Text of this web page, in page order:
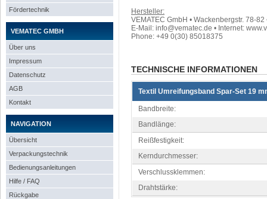
Fördertechnik
VEMATEC GMBH
Über uns
Impressum
Datenschutz
AGB
Kontakt
NAVIGATION
Übersicht
Verpackungstechnik
Bedienungsanleitungen
Hilfe / FAQ
Rückgabe
Hersteller:
VEMATEC GmbH • Wackenbergstr. 78-
E-Mail: info@vematec.de • Internet:
Phone: +49 0(30) 85018375
TECHNISCHE INFORMATIONEN
Textil Umreifungsband Spar-Set 19
Bandbreite:
Bandlänge:
Reißfestigkeit:
Kerndurchmesser:
Verschlussklemmen:
Drahtstärke: